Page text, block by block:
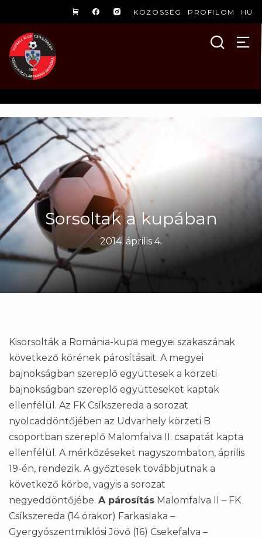
KÖZÖSSÉG PROFILOM HU
Sorsoltak a kupában
2014. április 4.
Kisorsolták a Románia-kupa megyei szakaszának
következő körének párosításait. A megyei
bajnokságban szereplő együttesek a körzeti
bajnokságban szereplő együtteseket kaptak
ellenfélül. Az FK Csíkszereda a sorozat
nyolcaddöntőjében az Udvarhely körzeti B
csoportban szereplő Malomfalva II. csapatát kapta
ellenfélül. A mérkőzéseket nagyszombaton, április
19-én, rendezik. A győztesek továbbjutnak a
következő körbe, vagyis a sorozat
negyeddöntőjébe. A párosítás Malomfalva II – FK
Csíkszereda (14 órakor) Farkaslaka –
Gyergyószentmiklósi Jövő (16) Csekefalva –